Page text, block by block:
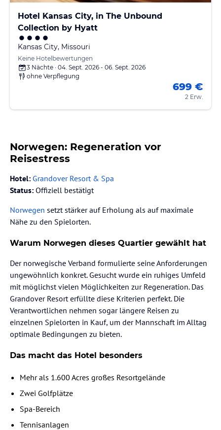
Hotel Kansas City, in The Unbound
Collection by Hyatt
Kansas City, Missouri
Keine Hotelbewertungen
3 Nächte · 04. Sept. 2026 - 06. Sept. 2026
ohne Verpflegung
699 €
2 Erw.
Norwegen: Regeneration vor
Reisestress
Hotel: Grandover Resort & Spa
Status: Offiziell bestätigt
Norwegen setzt stärker auf Erholung als auf maximale
Nähe zu den Spielorten.
Warum Norwegen dieses Quartier gewählt hat
Der norwegische Verband formulierte seine Anforderungen
ungewöhnlich konkret. Gesucht wurde ein ruhiges Umfeld
mit möglichst vielen Möglichkeiten zur Regeneration. Das
Grandover Resort erfüllte diese Kriterien perfekt. Die
Verantwortlichen nehmen sogar längere Reisen zu
einzelnen Spielorten in Kauf, um der Mannschaft im Alltag
optimale Bedingungen zu bieten.
Das macht das Hotel besonders
Mehr als 1.600 Acres großes Resortgelände
Zwei Golfplätze
Spa-Bereich
Tennisanlagen